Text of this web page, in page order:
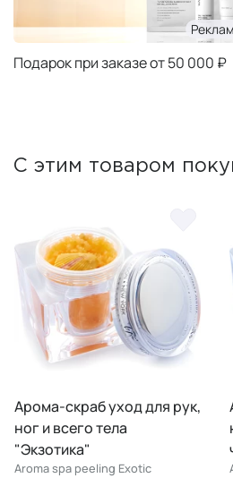
Подарок при заказе от 50 000 ₽
С этим товаром
Арома-скраб уход для рук,
ног и всего тела
"Экзотика"
Aroma spa peeling Exotic